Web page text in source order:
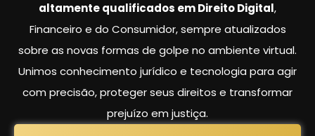
altamente qualificados em Direito Digital,
Financeiro e do Consumidor, sempre atualizados
sobre as novas formas de golpe no ambiente virtual.
Unimos conhecimento jurídico e tecnologia para agir
com precisão, proteger seus direitos e transformar
prejuízo em justiça.